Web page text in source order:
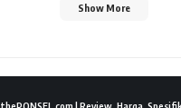
Show More
thePONSEL.com | Review, Harga,